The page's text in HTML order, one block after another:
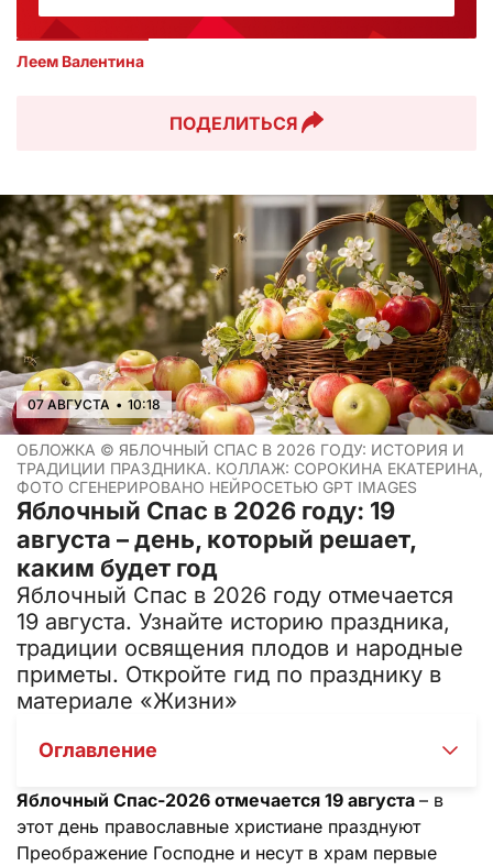
Леем Валентина
ПОДЕЛИТЬСЯ
07 АВГУСТА • 10:18
ОБЛОЖКА © ЯБЛОЧНЫЙ СПАС В 2026 ГОДУ: ИСТОРИЯ И
ТРАДИЦИИ ПРАЗДНИКА. КОЛЛАЖ: СОРОКИНА ЕКАТЕРИНА,
ФОТО СГЕНЕРИРОВАНО НЕЙРОСЕТЬЮ GPT IMAGES
Яблочный Спас в 2026 году: 19
августа – день, который решает,
каким будет год
Яблочный Спас в 2026 году отмечается
19 августа. Узнайте историю праздника,
традиции освящения плодов и народные
приметы. Откройте гид по празднику в
материале «Жизни»
Оглавление
Яблочный Спас-2026 отмечается 19 августа – в
этот день православные христиане празднуют
Преображение Господне и несут в храм первые